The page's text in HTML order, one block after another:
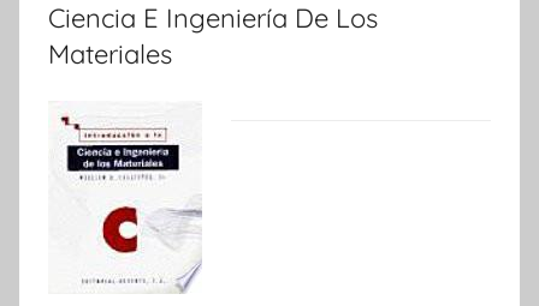
Ciencia E Ingeniería De Los
Materiales